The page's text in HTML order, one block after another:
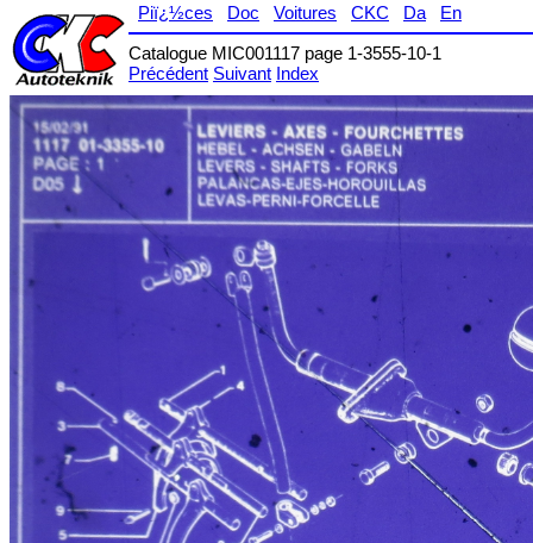
Piï¿½ces Doc Voitures CKC Da
En
Catalogue MIC001117 page 1-3555-10-1
Précédent Suivant Index